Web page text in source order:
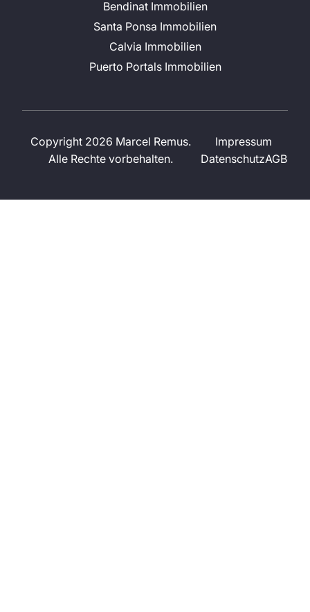
Bendinat Immobilien
Santa Ponsa Immobilien
Calvia Immobilien
Puerto Portals Immobilien
Copyright 2026 Marcel Remus.
Alle Rechte vorbehalten.
Impressum
DatenschutzAGB